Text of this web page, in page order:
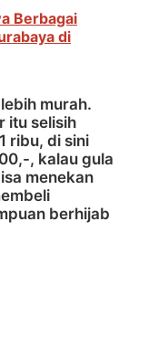
Berbagai
di
murah.
itu selisih
ribu, di sini
, kalau gula
menekan
berhijab